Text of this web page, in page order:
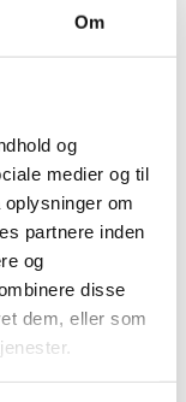
Om
og
medier og til
om
partnere inden
og
disse
dem, eller som
gulvlægning